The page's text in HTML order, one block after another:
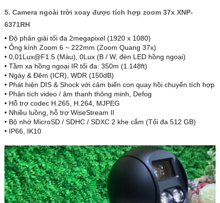
5. Camera ngoài trời xoay được tích hợp zoom 37x XNP-
6371RH
• Độ phân giải tối đa 2megapixel (1920 x 1080)
• Ống kính Zoom 6 ~ 222mm (Zoom Quang 37x)
• 0,01Lux@F1.5 (Màu), 0Lux (B / W, đèn LED hồng ngoại)
• Tầm xa hồng ngoại IR tối đa: 350m (1.148ft)
• Ngày & Đêm (ICR), WDR (150dB)
• Phát hiện DIS & Shock với cảm biến con quay hồi chuyển tích hợp
• Phân tích video / âm thanh thông minh, Defog
• Hỗ trợ codec H.265, H.264, MJPEG
• Nhiều luồng, hỗ trợ WiseStream II
• Bộ nhớ MicroSD / SDHC / SDXC 2 khe cắm (Tối đa 512 GB)
• IP66, IK10